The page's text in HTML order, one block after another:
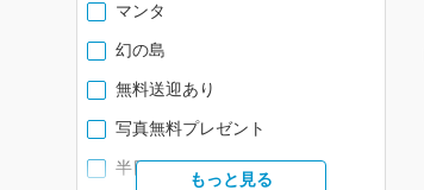
マンタ
幻の島
無料送迎あり
写真無料プレゼント
半日ツアー
もっと見る